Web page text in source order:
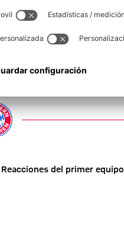
del FC Bayern
Reacciones del primer equipo